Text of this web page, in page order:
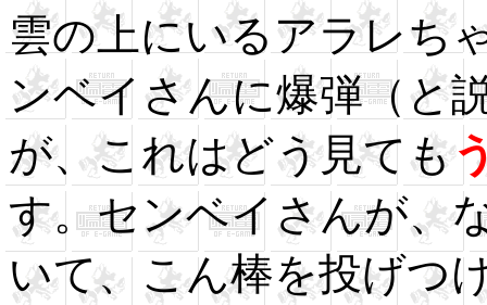
雲の上にいるアラレち
ンベイさんに爆弾（と
が、これはどう見ても
す。センベイさんが、
いて、こん棒を投げつ